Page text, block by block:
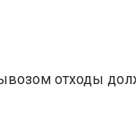
отходы